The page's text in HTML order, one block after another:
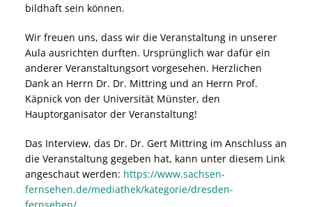
bildhaft sein können.
Wir freuen uns, dass wir die Veranstaltung in unserer
Aula ausrichten durften. Ursprünglich war dafür ein
anderer Veranstaltungsort vorgesehen. Herzlichen
Dank an Herrn Dr. Dr. Mittring und an Herrn Prof.
Käpnick von der Universität Münster, den
Hauptorganisator der Veranstaltung!
Das Interview, das Dr. Dr. Gert Mittring im Anschluss an
die Veranstaltung gegeben hat, kann unter diesem Link
angeschaut werden: https://www.sachsen-
fernsehen.de/mediathek/kategorie/dresden-
fernsehen/.